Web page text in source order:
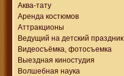
Аква-тату
Аренда костюмов
Аттракционы
Ведущий на детский праздник
Видеосъёмка, фотосъемка
Выездная киностудия
Волшебная наука